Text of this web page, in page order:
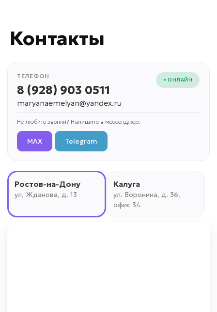
Контакты
ТЕЛЕФОН
8 (928) 903 0511
• ОНЛАЙН
maryanaemelyan@yandex.ru
Не любите звонки? Напишите в мессенджер:
MAX Telegram
Ростов-на-Дону
ул, Жданова, д. 13
Калуга
ул. Воронина, д. 36,
офис 34